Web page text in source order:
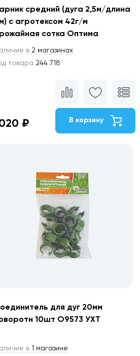
средний (дуга 2,5м/длина
с агротексом 42г/м
сотка Оптима
в 2 магазинах
товара 244 718
₽ В корзину
для дуг 20мм
10шт О9573 УХТ
в 1 магазине